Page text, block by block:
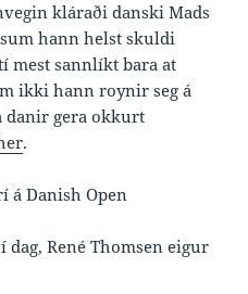
kláraði danski Mads
sum hann helst skuldi
mest sannlíkt bara at
ikki hann roynir seg á
danir gera okkurt
.
dag, René Thomsen eigur